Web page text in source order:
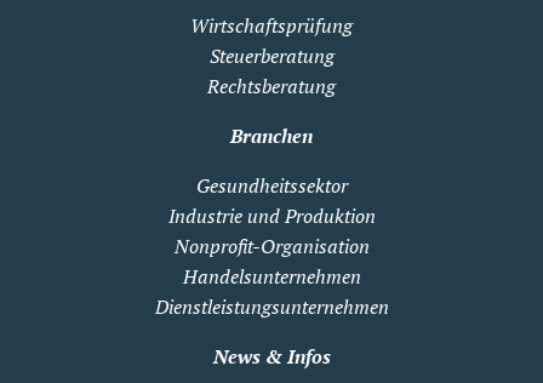
Wirtschaftsprüfung
Steuerberatung
Rechtsberatung
Branchen
Gesundheitssektor
Industrie und Produktion
Nonprofit-Organisation
Handelsunternehmen
Dienstleistungsunternehmen
News & Infos